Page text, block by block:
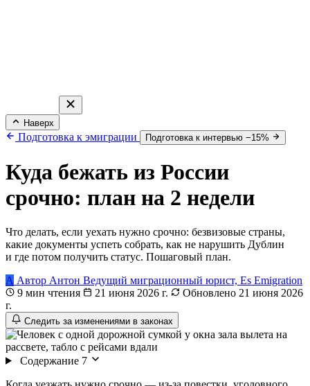
Наверх
Подготовка к эмиграции Подготовка к интервью −15%
Куда бежать из России
срочно: план на 2 недели
Что делать, если уехать нужно срочно: безвизовые страны,
какие документы успеть собрать, как не нарушить Дублин
и где потом получить статус. Пошаговый план.
А Автор Антон Ведущий миграционный юрист, Es Emigration
9 мин чтения
21 июня 2026 г.
Обновлено 21 июня 2026
г.
Следить за изменениями в законах
Содержание 7